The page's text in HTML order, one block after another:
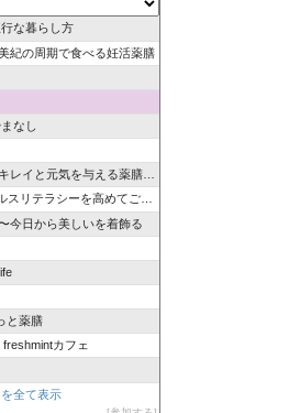
な暮らし方
紀の周期で食べる妊活薬膳
なし
イと元気を与える薬膳日記
ラシーを高めてごきげんな毎日
今日から美しいを着飾る
と薬膳
カフェ
全て表示